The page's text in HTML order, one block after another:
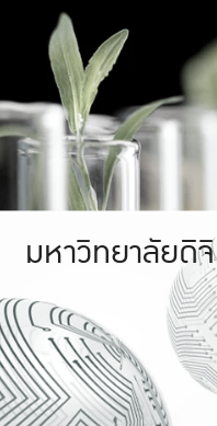
เกษตรศาสตร์ มี
เป็นป่าในเ
เกษตรในเมือง
ที่นับรวมกั
มหาวิทยาลัยรับผิ
ร่วมมือกับ
มหาวิทยาลัยดิ